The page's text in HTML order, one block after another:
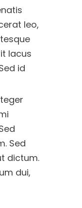
leo,
lacus
id
Sed
dictum.
dui,